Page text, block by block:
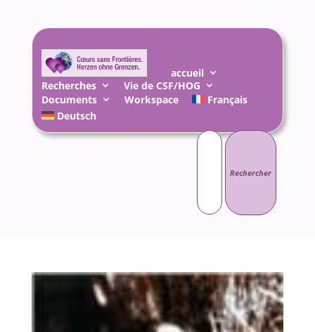
accueil
Recherches
Vie de CSF/HOG
Documents
Workspace
Français
Deutsch
Rechercher :